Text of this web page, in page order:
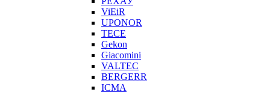
ViEiR
UPONOR
TECE
Gekon
Giacomini
VALTEC
BERGERR
ICMA